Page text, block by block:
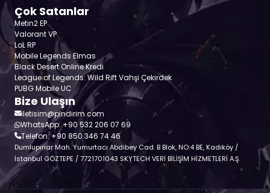
Çok Satanlar
Metin2 EP
Valorant VP
LoL RP
Mobile Legends Elmas
Black Desert Online Kredi
League of Legends: Wild Rift Vahşi Çekirdek
PUBG Mobile UC
Bize Ulaşın
iletisim@pindirim.com
WhatsApp: +90 532 206 07 69
Telefon: +90 850 346 74 46
Dumlupınar Mah. Yumurtacı Abdibey Cad. B Blok, NO:4 BE, Kadıköy /
İstanbul GÖZTEPE / 7721701043 SKYTECH VERİ BİLİŞİM HİZMETLERİ A.Ş.